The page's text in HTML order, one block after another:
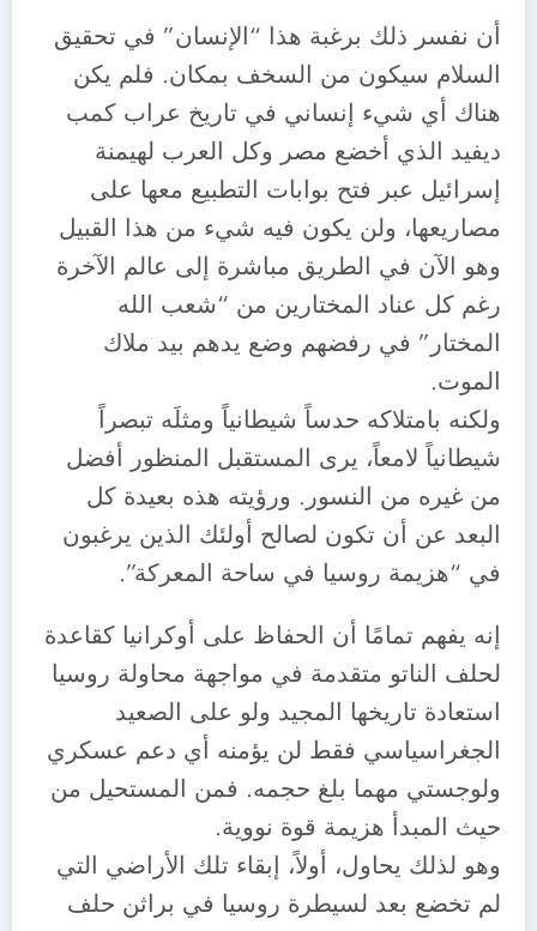
أن نفسر ذلك برغبة هذا “الإنسان” في تحقيق
السلام سيكون من السخف بمكان. فلم يكن
هناك أي شيء إنساني في تاريخ عراب كمب
ديفيد الذي أخضع مصر وكل العرب لهيمنة
إسرائيل عبر فتح بوابات التطبيع معها على
مصاريعها، ولن يكون فيه شيء من هذا القبيل
وهو الآن في الطريق مباشرة إلى عالم الآخرة
رغم كل عناد المختارين من “شعب الله
المختار” في رفضهم وضع يدهم بيد ملاك
الموت.
ولكنه بامتلاكه حدساً شيطانياً ومثلَه تبصراً
شيطانياً لامعاً، يرى المستقبل المنظور أفضل
من غيره من النسور. ورؤيته هذه بعيدة كل
البعد عن أن تكون لصالح أولئك الذين يرغبون
في “هزيمة روسيا في ساحة المعركة”.
إنه يفهم تمامًا أن الحفاظ على أوكرانيا كقاعدة
لحلف الناتو متقدمة في مواجهة محاولة روسيا
استعادة تاريخها المجيد ولو على الصعيد
الجغراسياسي فقط لن يؤمنه أي دعم عسكري
ولوجستي مهما بلغ حجمه. فمن المستحيل من
حيث المبدأ هزيمة قوة نووية.
وهو لذلك يحاول، أولاً، إبقاء تلك الأراضي التي
لم تخضع بعد لسيطرة روسيا في براثن حلف